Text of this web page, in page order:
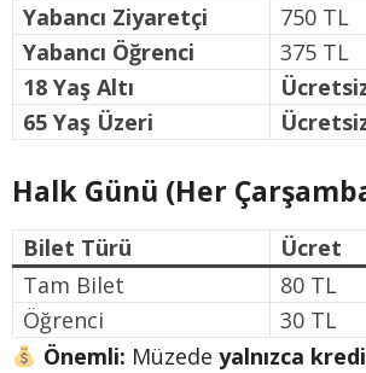
Yabancı Ziyaretçi
750 TL
Yabancı Öğrenci
375 TL
18 Yaş Altı
65 Yaş Üzeri
Halk Günü (Her
Bilet Türü
Ücret
Tam Bilet
80 TL
Öğrenci
30 TL
Önemli: Müzede yalnızca